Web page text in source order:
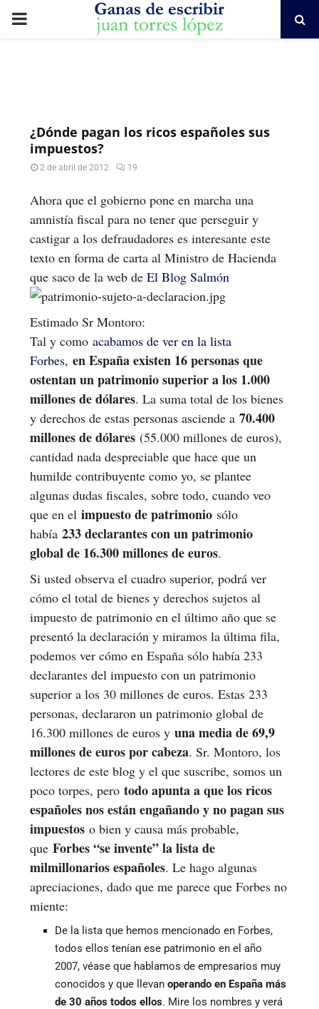
PRIMARY
¿Dónde pagan los ricos españoles sus
impuestos?
2 de abril de 2012 19
Ahora que el gobierno pone en marcha una
amnistía fiscal para no tener que perseguir y
castigar a los defraudadores es interesante este
texto en forma de carta al Ministro de Hacienda
que saco de la web de El Blog Salmón
Estimado Sr Montoro:
Tal y como acabamos de ver en la lista
Forbes, en España existen 16 personas que
ostentan un patrimonio superior a los 1.000
millones de dólares. La suma total de los bienes
y derechos de estas personas asciende a 70.400
millones de dólares (55.000 millones de euros),
cantidad nada despreciable que hace que un
humilde contribuyente como yo, se plantee
algunas dudas fiscales, sobre todo, cuando veo
que en el impuesto de patrimonio sólo
había 233 declarantes con un patrimonio
global de 16.300 millones de euros.
Si usted observa el cuadro superior, podrá ver
cómo el total de bienes y derechos sujetos al
impuesto de patrimonio en el último año que se
presentó la declaración y miramos la última fila,
podemos ver cómo en España sólo había 233
declarantes del impuesto con un patrimonio
superior a los 30 millones de euros. Estas 233
personas, declararon un patrimonio global de
16.300 millones de euros y una media de 69,9
millones de euros por cabeza. Sr. Montoro, los
lectores de este blog y el que suscribe, somos un
poco torpes, pero todo apunta a que los ricos
españoles nos están engañando y no pagan sus
impuestos o bien y causa más probable,
que Forbes “se invente” la lista de
milmillonarios españoles. Le hago algunas
apreciaciones, dado que me parece que Forbes no
miente:
De la lista que hemos mencionado en Forbes,
todos ellos tenían ese patrimonio en el año
2007, véase que hablamos de empresarios muy
conocidos y que llevan operando en España más
de 30 años todos ellos. Mire los nombres y verá